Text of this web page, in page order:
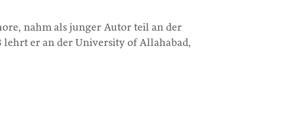
nahm als junger Autor teil an der
lehrt er an der University of Allahabad,